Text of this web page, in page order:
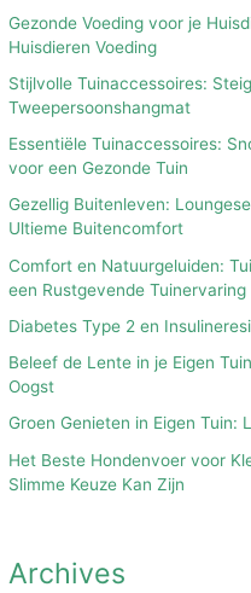
Gezonde Voeding voor je
Huisdieren Voeding
Stijlvolle Tuinaccessoires:
Tweepersoonshangmat
Essentiële Tuinaccessoires:
voor een Gezonde Tuin
Gezellig Buitenleven:
Ultieme Buitencomfort
Comfort en Natuurgeluiden:
een Rustgevende Tuinervaring
Diabetes Type 2 en
Beleef de Lente in je Eigen
Oogst
Groen Genieten in Eigen Tuin:
Het Beste Hondenvoer voor
Slimme Keuze Kan Zijn
Archives